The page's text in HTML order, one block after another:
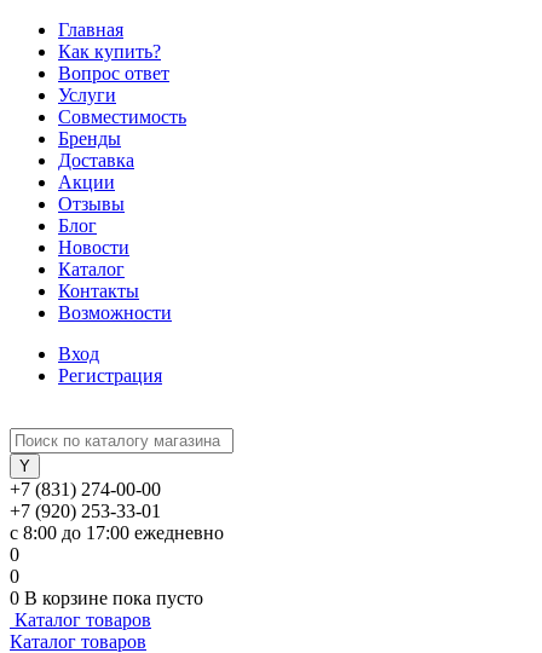
Главная
Как купить?
Вопрос ответ
Услуги
Совместимость
Бренды
Доставка
Акции
Отзывы
Блог
Новости
Каталог
Контакты
Возможности
Вход
Регистрация
+7 (831) 274-00-00
+7 (920) 253-33-01
с 8:00 до 17:00 ежедневно
0
0
0 В корзине пока пусто
Каталог товаров
Каталог товаров